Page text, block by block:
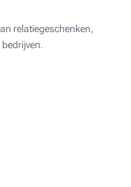
relatiegeschenken,